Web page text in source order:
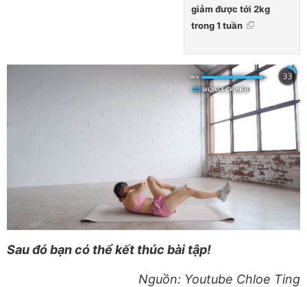
giảm được tới 2kg
trong 1 tuần
Sau đó bạn có thể kết thúc bài tập!
Nguồn: Youtube Chloe Ting